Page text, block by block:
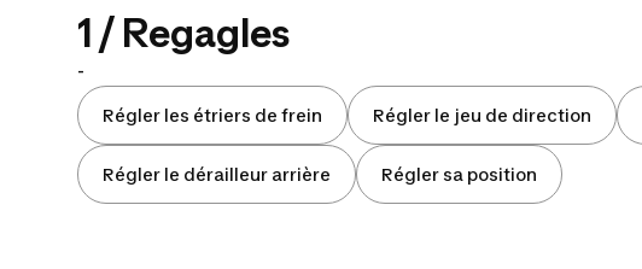
1 / Regagles
-
Régler les étriers de frein Régler le jeu de direction
Régler le dérailleur arrière Régler sa position